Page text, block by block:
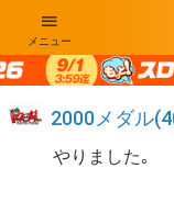
メニュー
2000メダル
やりました｡